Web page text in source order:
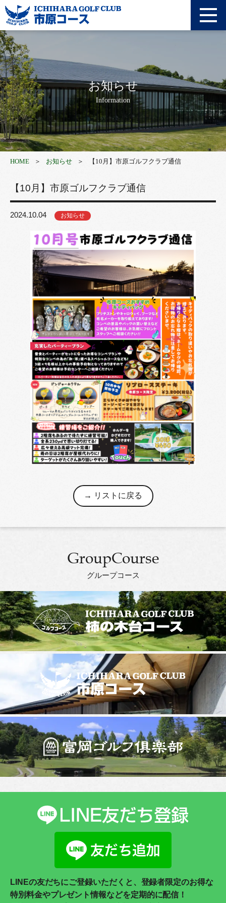
アクセス
採用情報
オンライン予約
WEB登録
0436-92-1711
お知らせ
Information
HOME お知らせ 【10月】市原ゴルフクラブ通信
【10月】市原ゴルフクラブ通信
2024.10.04 お知らせ
リストに戻る
GroupCourse
グループコース
LINEの友だちにご登録いただくと、登録者限定のお得な
特別料金やプレゼント情報などを定期的に配信！